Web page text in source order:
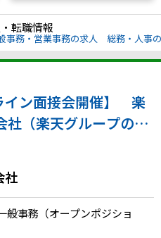
転職情報
事務・営業事務の求人 総務・人事
イン面接会開催】 楽
社（楽天グループの特
的ににチャレンジで
社
般事務（オープンポジショ